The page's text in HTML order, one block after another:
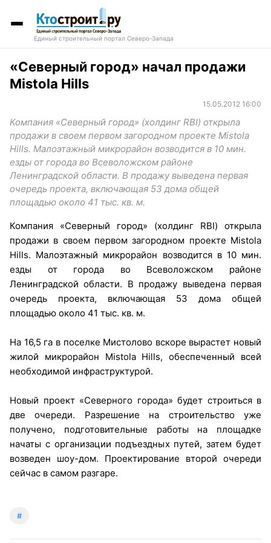
Единый строительный портал Северо-Запада
«Северный город» начал продажи
Mistola Hills
15.05.2012 16:00
Компания «Северный город» (холдинг RBI) открыла
продажи в своем первом загородном проекте Mistola
Hills. Малоэтажный микрорайон возводится в 10 мин.
езды от города во Всеволожском районе
Ленинградской области. В продажу выведена первая
очередь проекта, включающая 53 дома общей
площадью около 41 тыс. кв. м.
Компания «Северный город» (холдинг RBI) открыла
продажи в своем первом загородном проекте Mistola
Hills. Малоэтажный микрорайон возводится в 10 мин.
езды от города во Всеволожском районе
Ленинградской области. В продажу выведена первая
очередь проекта, включающая 53 дома общей
площадью около 41 тыс. кв. м.
На 16,5 га в поселке Мистолово вскоре вырастет новый
жилой микрорайон Mistola Hills, обеспеченный всей
необходимой инфраструктурой.
Новый проект «Северного города» будет строиться в
две очереди. Разрешение на строительство уже
получено, подготовительные работы на площадке
начаты с организации подъездных путей, затем будет
возведен шоу-дом. Проектирование второй очереди
сейчас в самом разгаре.
#